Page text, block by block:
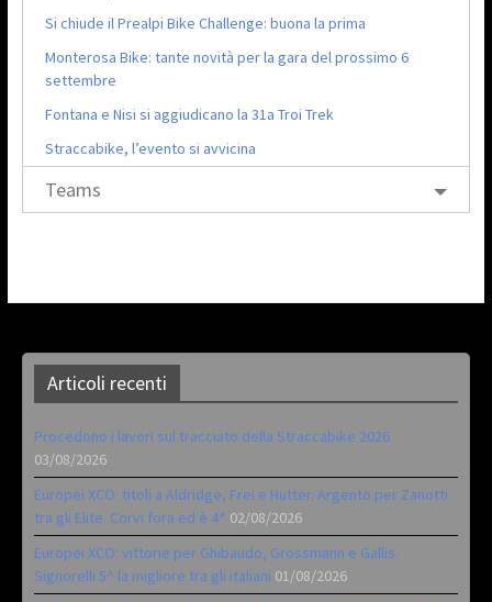
Si chiude il Prealpi Bike Challenge: buona la prima
Monterosa Bike: tante novità per la gara del prossimo 6
settembre
Fontana e Nisi si aggiudicano la 31a Troi Trek
Straccabike, l’evento si avvicina
Teams
Articoli recenti
Procedono i lavori sul tracciato della Straccabike 2026
03/08/2026
Europei XCO: titoli a Aldridge, Frei e Hutter. Argento per Zanotti
tra gli Elite. Corvi fora ed è 4^ 02/08/2026
Europei XCO: vittorie per Ghibaudo, Grossmann e Gallis.
Signorelli 5^ la migliore tra gli italiani 01/08/2026